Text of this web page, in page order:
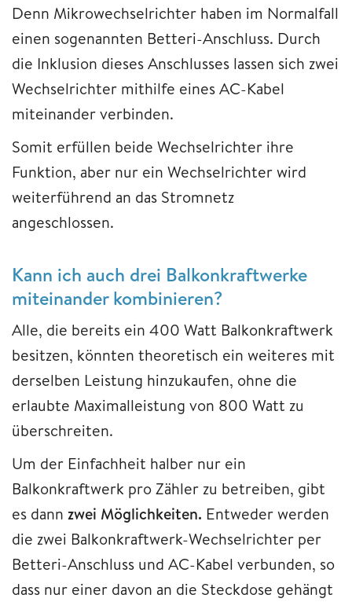
Denn Mikrowechselrichter haben im Normalfall
einen sogenannten Betteri-Anschluss. Durch
die Inklusion dieses Anschlusses lassen sich zwei
Wechselrichter mithilfe eines AC-Kabel
miteinander verbinden.
Somit erfüllen beide Wechselrichter ihre
Funktion, aber nur ein Wechselrichter wird
weiterführend an das Stromnetz
angeschlossen.
Kann ich auch drei Balkonkraftwerke
miteinander kombinieren?
Alle, die bereits ein 400 Watt Balkonkraftwerk
besitzen, könnten theoretisch ein weiteres mit
derselben Leistung hinzukaufen, ohne die
erlaubte Maximalleistung von 800 Watt zu
überschreiten.
Um der Einfachheit halber nur ein
Balkonkraftwerk pro Zähler zu betreiben, gibt
es dann zwei Möglichkeiten. Entweder werden
die zwei Balkonkraftwerk-Wechselrichter per
Betteri-Anschluss und AC-Kabel verbunden, so
dass nur einer davon an die Steckdose gehängt